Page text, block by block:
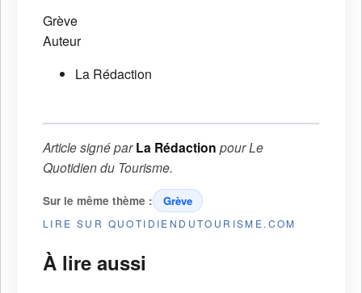
Grève
Auteur
La Rédaction
Article signé parLa Rédaction pourLe
Quotidien du Tourisme.
Sur le même thème : Grève
LIRE SUR QUOTIDIENDUTOURISME.COM
À lire aussi